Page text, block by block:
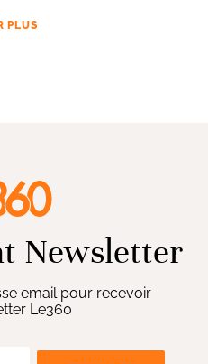
PLUS
Newsletter
email pour recevoir
Le360